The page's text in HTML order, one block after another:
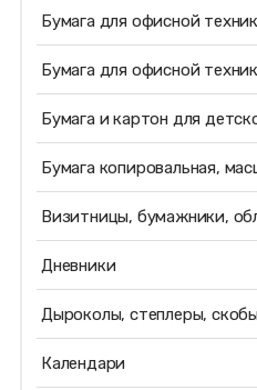
Бумага для офисной
Бумага для офисной
Бумага и картон для
Бумага копировальная,
Визитницы, бумажники,
Дневники
Дыроколы, степлеры,
Календари